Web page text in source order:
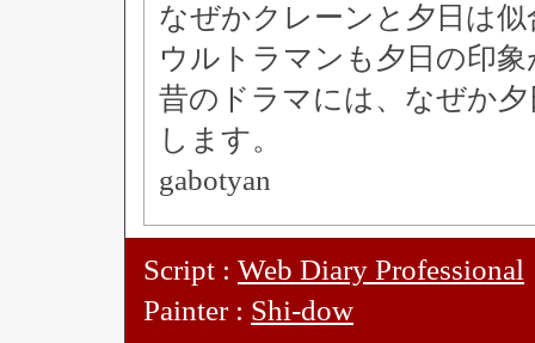
なぜかクレーンと夕日は
ウルトラマンも夕日の印
昔のドラマには、なぜか
します。
gabotyan
Script : Web Diary Professional
Painter : Shi-dow